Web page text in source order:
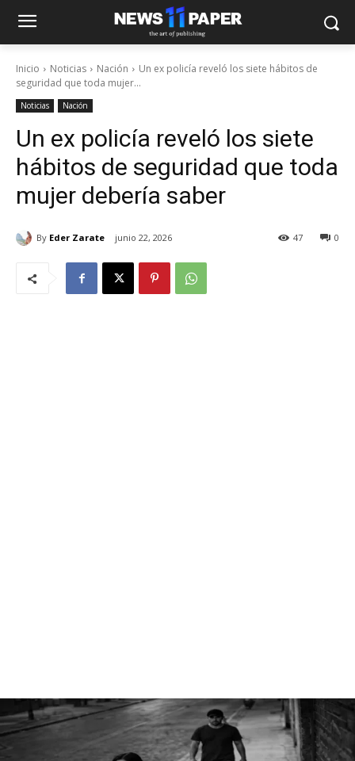
Inicio Noticias Nación
Un ex policía reveló los siete hábitos de
seguridad que toda mujer...
Noticias Nación
Un ex policía reveló los siete
hábitos de seguridad que toda
mujer debería saber
By Eder Zarate junio 22, 2026 0
47